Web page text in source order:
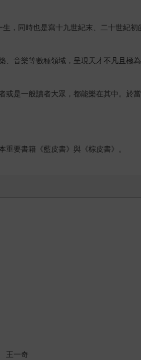
，同時也是寫十九世紀末、二十世紀初
音樂等數種領域，呈現天才不凡且極
是一般讀者大眾，都能樂在其中。於
要書籍《藍皮書》與《棕皮書》。
王一奇